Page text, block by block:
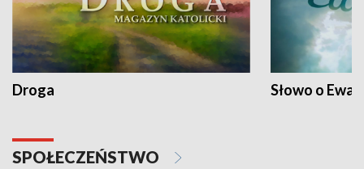
Droga Słowo o
SPOŁECZEŃSTWO